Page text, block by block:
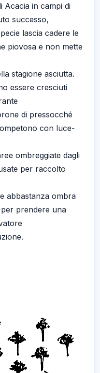
Acacia in campi di
successo,
lascia cadere le
piovosa e non mette
stagione asciutta.
essere cresciuti
di pressocché
con luce-
ombreggiate dagli
per raccolto
abbastanza ombra
prendere una